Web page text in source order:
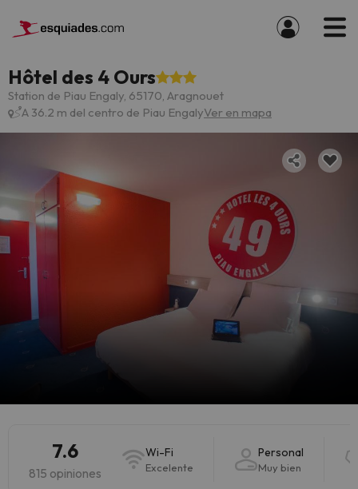
Hôtel des 4 Ours
Station de Piau Engaly, 65170, Aragnouet
A 36.2 m del centro de Piau EngalyVer en mapa
7.6
815 opiniones
Wi-Fi
Excelente
Personal
Muy bien